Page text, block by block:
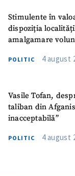
Stimulente în
dispoziția
amalgamare
POLITIC 4 august
Vasile Tofan,
taliban din
inacceptabilă”
POLITIC 4 august